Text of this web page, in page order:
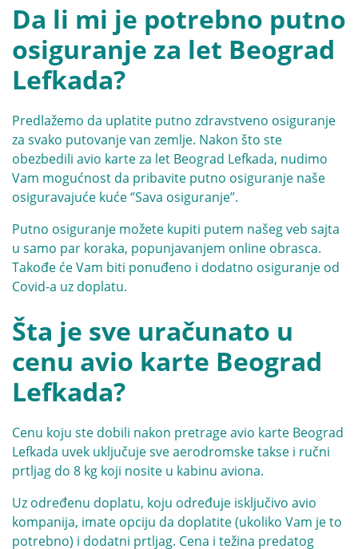
Da li mi je potrebno putno
osiguranje za let Beograd
Lefkada?
Predlažemo da uplatite putno zdravstveno osiguranje
za svako putovanje van zemlje. Nakon što ste
obezbedili avio karte za let Beograd Lefkada, nudimo
Vam mogućnost da pribavite putno osiguranje naše
osiguravajuće kuće ‘’Sava osiguranje’’.
Putno osiguranje možete kupiti putem našeg veb sajta
u samo par koraka, popunjavanjem online obrasca.
Takođe će Vam biti ponuđeno i dodatno osiguranje od
Covid-a uz doplatu.
Šta je sve uračunato u
cenu avio karte Beograd
Lefkada?
Cenu koju ste dobili nakon pretrage avio karte Beograd
Lefkada uvek uključuje sve aerodromske takse i ručni
prtljag do 8 kg koji nosite u kabinu aviona.
Uz određenu doplatu, koju određuje isključivo avio
kompanija, imate opciju da doplatite (ukoliko Vam je to
potrebno) i dodatni prtljag. Cena i težina predatog